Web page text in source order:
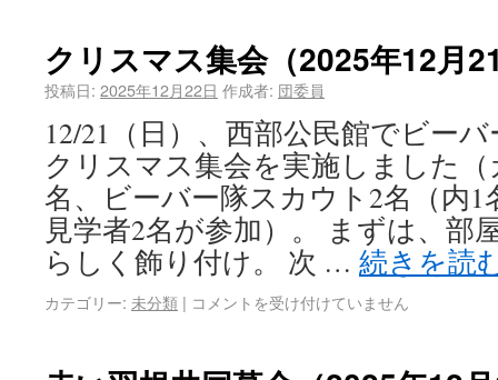
クリスマス集会（2025年12月
投稿日: 2025年12月22日 作成者: 団委員
12/21（日）、西部公民館でビー
クリスマス集会を実施しました
名、ビーバー隊スカウト2名（内1
見学者2名が参加）。 まずは、部
らしく飾り付け。 次 … 続きを読
カテゴリー: 未分類 | コメントを受け付けていません